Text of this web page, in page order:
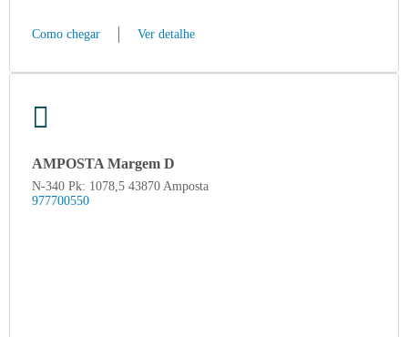
Como chegar Ver detalhe
AMPOSTA Margem D
N-340 Pk: 1078,5 43870 Amposta
977700550